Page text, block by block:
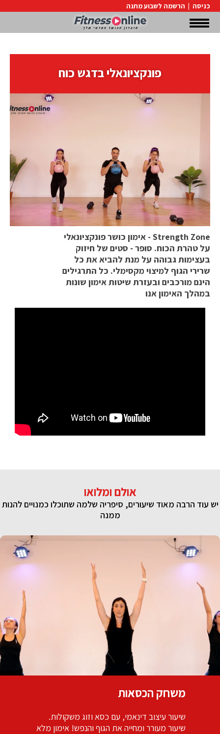
כניסה | הרשמה לשבוע מתנה
פונקציונאלי בדגש כוח
Strength Zone - אימון כושר פונקציונאלי
על טהרת הכוח. סופר - סטים של חיזוק
בעצימות גבוהה על מנת להביא את כל
שרירי הגוף למיצוי מקסימלי. כל התרגילים
הינם מורכבים ובעזרת שיטות אימון שונות
במהלך האימון אנו
אולם ומלואו
יש עוד הרבה מאוד שיעורים, סיפריה שלמה שתוכלו כמנויים להנות
ממנה
גומיות או לא להיות
אימון חיטוב משובח לעבודה על כל שרירי הגוף
ובמיוחד הרגליים. יהיה מאתגר וכיף בטירוף!